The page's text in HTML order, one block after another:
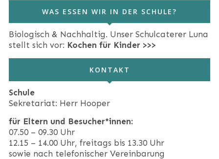
WAS ESSEN WIR IN DER SCHULE?
Biologisch & Nachhaltig. Unser Schulcaterer Luna
stellt sich vor: Kochen für Kinder >>>
KONTAKT
Schule
Sekretariat: Herr Hooper
für Eltern und Besucher*innen:
07.50 – 09.30 Uhr
12.15 – 14.00 Uhr, freitags bis 13.30 Uhr
sowie nach telefonischer Vereinbarung